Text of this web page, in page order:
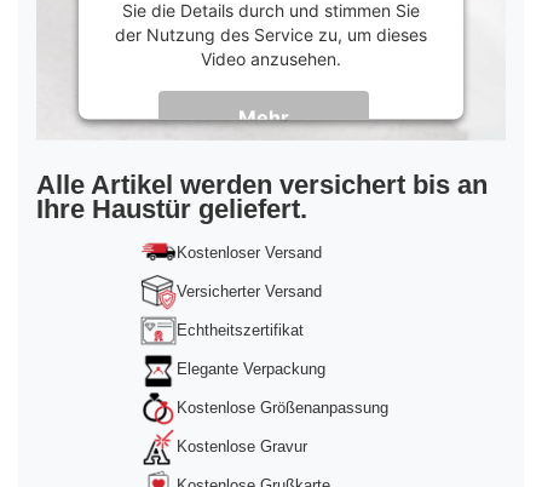
Sie die Details durch und stimmen Sie
der Nutzung des Service zu, um dieses
Video anzusehen.
Mehr
Informationen
Akzeptieren
powered byUsercentrics Consent
Management Platform&Trusted Shops
Alle Artikel werden versichert bis an
Ihre Haustür geliefert.
Kostenloser Versand
Versicherter Versand
Echtheitszertifikat
Elegante Verpackung
Kostenlose Größenanpassung
Kostenlose Gravur